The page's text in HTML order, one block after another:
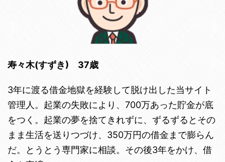
寿々木(すずき) 37歳
3年に渡る借金地獄を経験して脱け出した当サイト
管理人。起業の失敗により、700万あった貯金が底
をつく。起業の夢を捨てきれずに、ずるずるとその
まま生活を送りつづけ、350万円の借金まで膨らん
だ。とうとう専門家に相談。その後3年をかけ、借